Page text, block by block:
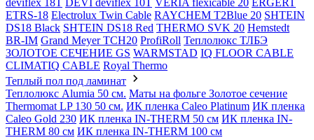
deviflex 18T DEVI deviflex 10T VERIA flexicable 20 ERGERT
ETRS-18 Electrolux Twin Cable RAYCHEM T2Blue 20 SHTEIN
DS18 Black SHTEIN DS18 Red THERMO SVK 20 Hemstedt
BR-IM Grand Meyer TCH20 ProfiRoll Теплолюкс ТЛБЭ
ЗОЛОТОЕ СЕЧЕНИЕ GS WARMSTAD IQ FLOOR CABLE
CLIMATIQ CABLE Royal Thermo
Теплый пол под ламинат
Теплолюкс Alumia 50 см. Маты на фольге Золотое сечение
Thermomat LP 130 50 cм. ИК пленка Caleo Platinum ИК пленка
Caleo Gold 230 ИК пленка IN-THERM 50 см ИК пленка IN-
THERM 80 см ИК пленка IN-THERM 100 см